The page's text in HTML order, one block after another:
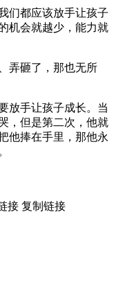
们都应该放手让孩子
机会就越少，能力就
弄砸了，那也无所
放手让孩子成长。当
，但是第二次，他就
他捧在手里，那他永
接 复制链接